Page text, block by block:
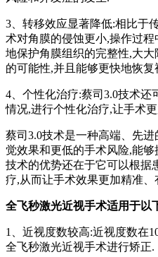
3、转移效应显著降低:相比于
术对角膜的侵蚀更小,操作过
地保护角膜组织的完整性,大
的可能性,并且能够更快地恢复
4、个性化治疗:蔡司3.0技术
情况,进行个性化治疗,让手术
蔡司3.0技术是一种高端、先
觉效果和更低的手术风险,能
技术的优势还在于它可以根据
疗,从而让手术效果更加精准、
全飞秒激光近视手术适用于以
1、近视度数较高:近视度数在
全飞秒激光近视手术进行矫正.